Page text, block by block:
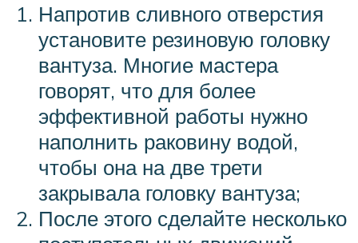
Напротив сливного отверстия
установите резиновую головку
вантуза. Многие мастера
говорят, что для более
эффективной работы нужно
наполнить раковину водой,
чтобы она на две трети
закрывала головку вантуза;
После этого сделайте несколько